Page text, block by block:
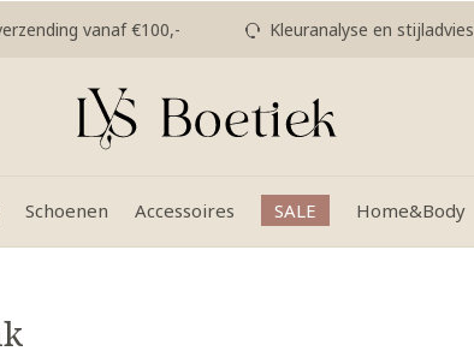
Schoenen Accessoires SALE Home&Body
vanaf €100,- Kleuranalyse en stijladvies